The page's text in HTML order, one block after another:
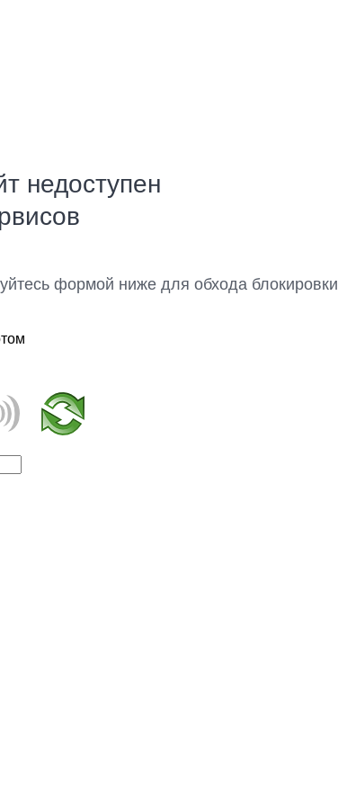
недоступен
формой ниже для обхода блокировки